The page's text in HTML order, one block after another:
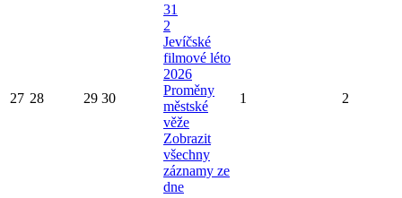
27 28 29 30
31
2
Jevíčské
filmové léto
2026
Proměny
městské
věže
Zobrazit
všechny
záznamy ze
dne
1 2